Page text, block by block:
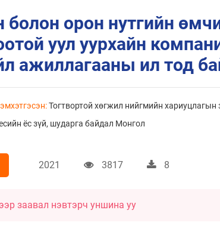
болон орон нутгийн
уул уурхайн
ажиллагааны ил тод
Тогтвортой хөгжил нийгмийн
ёс зүй, шударга байдал Монгол
2021 3817 8
заавал нэвтэрч уншина уу